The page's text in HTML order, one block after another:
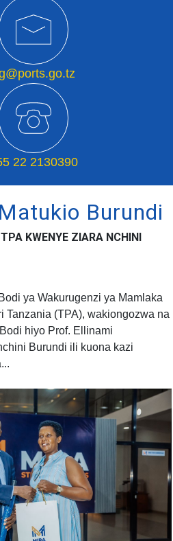
22 2130390
Burundi
KWENYE ZIARA NCHINI
ya Wakurugenzi ya Mamlaka
Tanzania (TPA), wakiongozwa na
hiyo Prof. Ellinami
Burundi ili kuona kazi